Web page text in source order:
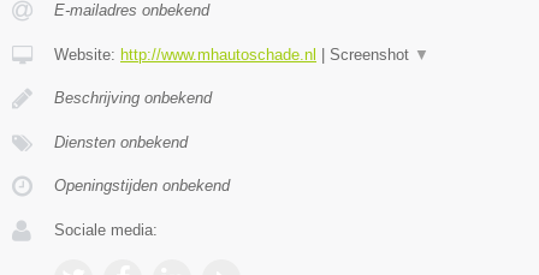
E-mailadres onbekend
Website: http://www.mhautoschade.nl Screenshot ▼
Beschrijving onbekend
Diensten onbekend
Openingstijden onbekend
Sociale media: